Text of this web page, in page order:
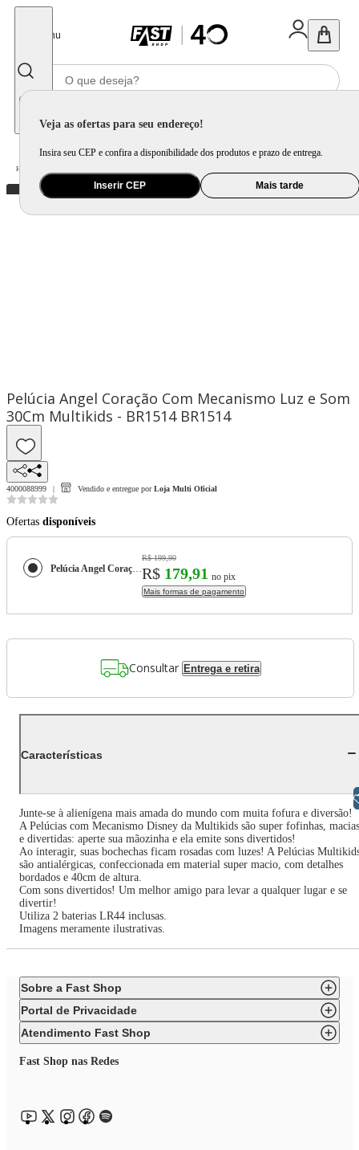
Menu
Veja as ofertas para seu endereço!
Insira seu CEP e confira a disponibilidade dos produtos e prazo de entrega.
Inserir CEP Mais tarde
Home
Pelúcia Angel Coração Com Mecanismo Luz e Som
30Cm Multikids - BR1514 BR1514
4000088999 Vendido e entregue por Loja Multi Oficial
Ofertas disponíveis
Pelúcia Angel Coração Com Mecanismo Luz e Som 30Cm Multikids - BR1514 BR1514
R$ 199,90
R$ 179,91 no pix
Mais formas de pagamento
Consultar Entrega e retira
Características
Junte-se à alienígena mais amada do mundo com muita fofura e diversão!
A Pelúcias com Mecanismo Disney da Multikids são super fofinhas, macias
e divertidas: aperte sua mãozinha e ela emite sons divertidos!
Ao interagir, suas bochechas ficam rosadas com luzes! A Pelúcias
são antialérgicas, confeccionada em material super macio, com detalhes
bordados e 40cm de altura.
Com sons divertidos! Um melhor amigo para levar a qualquer lugar e se
divertir!
Utiliza 2 baterias LR44 inclusas.
Imagens meramente ilustrativas.
Sobre a Fast Shop
Portal de Privacidade
Atendimento Fast Shop
Fast Shop nas Redes
Libras